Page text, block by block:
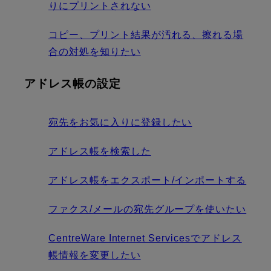
りにプリントされない
コピー、プリント結果が汚れる、擦れる場
合の対処を知りたい
アドレス帳の設定
宛先をお気に入りに登録したい
アドレス帳を検索した
アドレス帳をエクスポート/インポートする
ファクス/メールの宛先グループを使いたい
CentreWare Internet Servicesでアドレス
帳情報を変更したい